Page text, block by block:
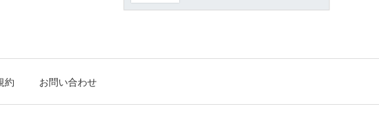
約 お問い合わせ